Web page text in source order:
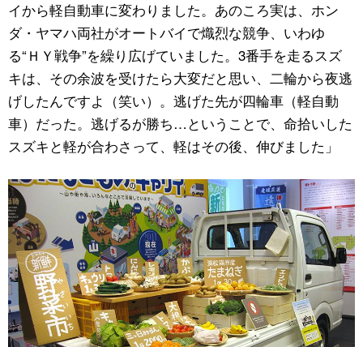
イから軽自動車に変わりました。あのころ実は、ホン
ダ・ヤマハ両社がオートバイで熾烈な競争、いわゆ
る“ＨＹ戦争”を繰り広げていました。3番手を走るスズ
キは、その余波を受けたら大変だと思い、二輪から夜逃
げしたんですよ（笑い）。逃げた先が四輪車（軽自動
車）だった。逃げるが勝ち…ということで、命拾いした
スズキと軽が合わさって、軽はその後、伸びました」